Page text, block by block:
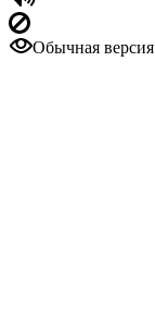
Обычная версия